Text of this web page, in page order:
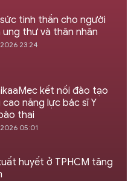
tinh thần cho người
ung thư và thân nhân
23:24
kết nối đào tạo
cao năng lực bác sĩ Y
thai
05:01
huyết ở TPHCM tăng